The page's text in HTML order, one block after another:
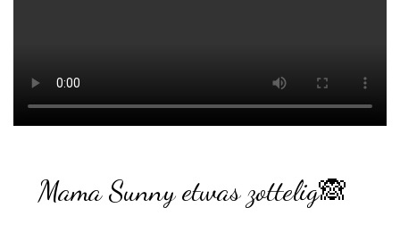
Mama Sunny etwas zottelig🙈